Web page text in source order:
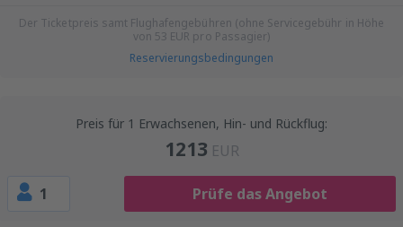
Der Ticketpreis samt Flughafengebühren (ohne Servicegebühr in Höhe
von 53 EUR pro Passagier)
Reservierungsbedingungen
Preis für 1 Erwachsenen, Hin- und Rückflug:
1213 EUR
1 Prüfe das Angebot